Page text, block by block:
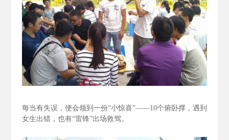
每当有失误，便会领到一份“小惊喜”——10个俯卧撑，遇到
女生出错，也有“雷锋”出场救驾。